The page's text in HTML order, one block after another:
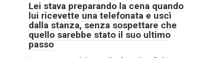
Lei stava preparando la cena quando
lui ricevette una telefonata e uscì
dalla stanza, senza sospettare che
quello sarebbe stato il suo ultimo
passo